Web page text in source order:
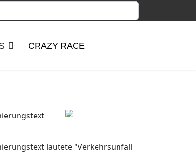
CRAZY RACE
lautete "Verkehrsunfall